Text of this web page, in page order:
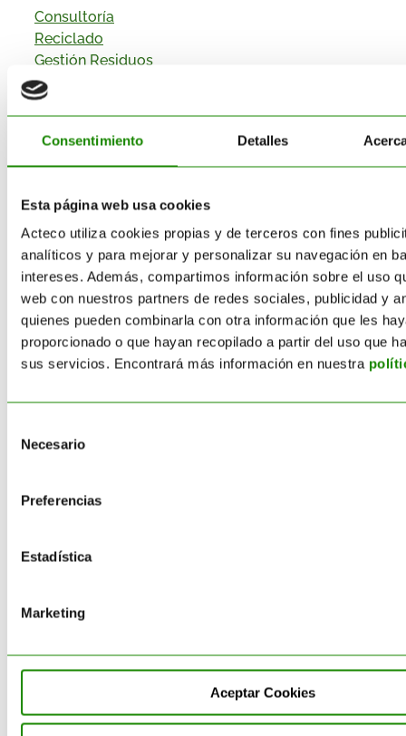
Consentimiento Detalles
Esta página web usa cookies
Acteco utiliza cookies propias y de terceros con fines
analíticos y para mejorar y personalizar su navegación en
intereses. Además, compartimos información sobre el uso
web con nuestros partners de redes sociales, publicidad y
quienes pueden combinarla con otra información que les
proporcionado o que hayan recopilado a partir del uso que
sus servicios. Encontrará más información en nuestra
Necesario
Preferencias
Estadística
Marketing
Aceptar Cookies
Consultoría
Reciclado
Gestión Residuos
Transporte
Suministro
Categorías
Corporativo
Destrucción de Producto
Economía Circular
Residuos
Obligaciones- Normativa
Productos
Proyectos de I+D+I